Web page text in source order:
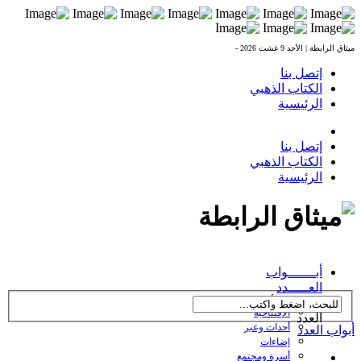
ميثاق الرابطة | الأحد 9 غشت 2026 -
إتصل بنا
الكتاب الذهبي
الرئيسية
إتصل بنا
الكتاب الذهبي
الرئيسية
أبـــــــواب
العـــــدد
← تصفح أبواب
العدد الإفتتاحية
أحداث وعبر
إضاءات
أسرة ومجتمع
أبواب العدد